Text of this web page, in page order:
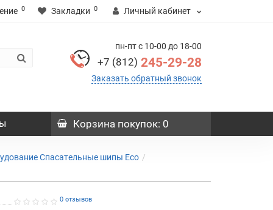
0 Закладки 0 Личный кабинет
пн-пт с 10-00 до 18-00
+7 (812) 245-29-28
Заказать обратный звонок
Корзина покупок: 0
Спасательные шипы Eco
0 отзывов